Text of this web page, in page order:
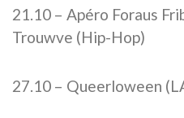
21.10 – Apéro Foraus
Trouwve (Hip-Hop)
27.10 – Queerloween